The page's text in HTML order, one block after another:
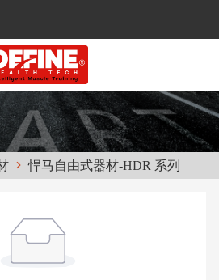
悍马自由式器材-HDR 系列